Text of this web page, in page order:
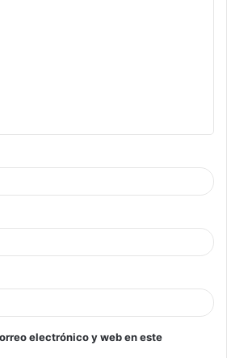
electrónico y web en este